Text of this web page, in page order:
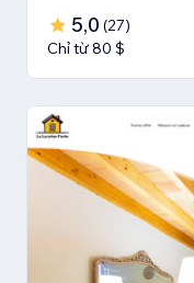
5,0 (27)
Chỉ từ 80 $